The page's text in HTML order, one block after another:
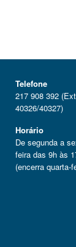
Telefone
217 908 392
40326/40327)
Horário
De segunda a
feira das 9h às
(encerra quarta-